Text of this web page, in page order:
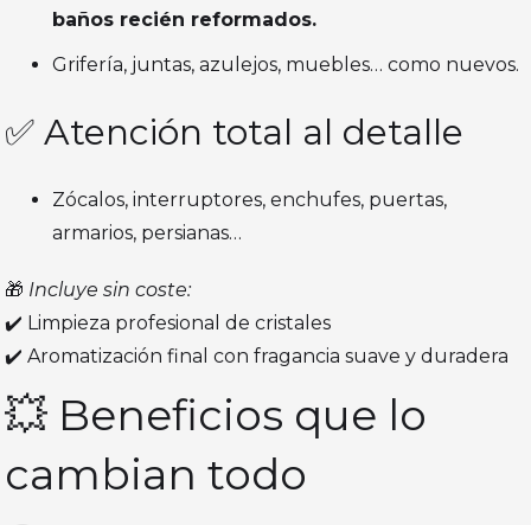
baños recién reformados.
Grifería, juntas, azulejos, muebles… como nuevos.
✅ Atención total al detalle
Zócalos, interruptores, enchufes, puertas,
armarios, persianas…
🎁 Incluye sin coste:
✔️ Limpieza profesional de cristales
✔️ Aromatización final con fragancia suave y duradera
💥 Beneficios que lo
cambian todo